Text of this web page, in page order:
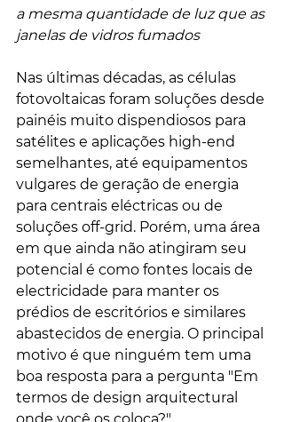
a mesma quantidade de luz que as
janelas de vidros fumados
Nas últimas décadas, as células
fotovoltaicas foram soluções desde
painéis muito dispendiosos para
satélites e aplicações high-end
semelhantes, até equipamentos
vulgares de geração de energia
para centrais eléctricas ou de
soluções off-grid. Porém, uma área
em que ainda não atingiram seu
potencial é como fontes locais de
electricidade para manter os
prédios de escritórios e similares
abastecidos de energia. O principal
motivo é que ninguém tem uma
boa resposta para a pergunta "Em
termos de design arquitectural